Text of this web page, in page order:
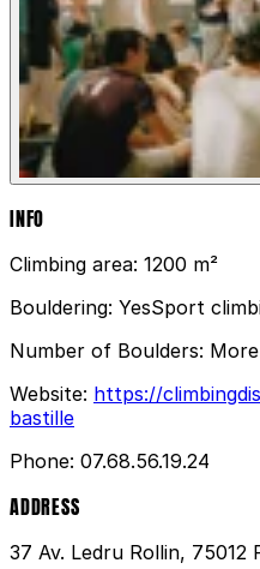
INFO
Climbing area: 1200 m²
Bouldering: YesSport
Number of Boulders:
Website: https://
bastille
Phone: 07.68.56.19.24
ADDRESS
37 Av. Ledru Rollin, 75012